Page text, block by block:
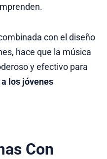
con el diseño
hace que la música
y efectivo para
los jóvenes
Con